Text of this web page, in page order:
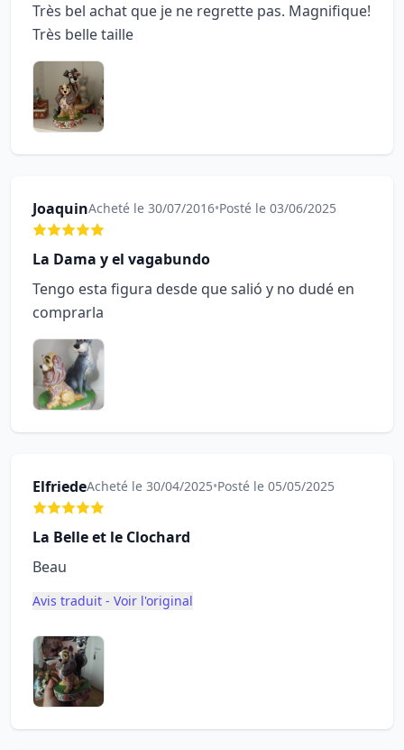
Très bel achat que je ne regrette pas. Magnifique!
Très belle taille
JoaquinAcheté le 30/07/2016•Posté le 03/06/2025
La Dama y el vagabundo
Tengo esta figura desde que salió y no dudé en
comprarla
ElfriedeAcheté le 30/04/2025•Posté le 05/05/2025
La Belle et le Clochard
Beau
Avis traduit - Voir l'original